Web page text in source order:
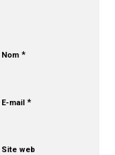
Nom*
E-mail*
Site web